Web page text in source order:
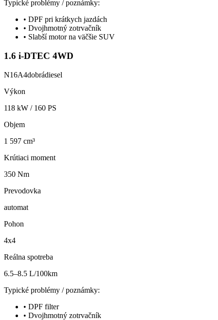
Typické problémy / poznámky:
• DPF pri krátkych jazdách
• Dvojhmotný zotrvačník
• Slabší motor na väčšie SUV
1.6 i-DTEC 4WD
N16A4dobrádiesel
Výkon
118 kW / 160 PS
Objem
1 597 cm³
Krútiaci moment
350 Nm
Prevodovka
automat
Pohon
4x4
Reálna spotreba
6.5–8.5 L/100km
Typické problémy / poznámky:
• DPF filter
• Dvojhmotný zotrvačník